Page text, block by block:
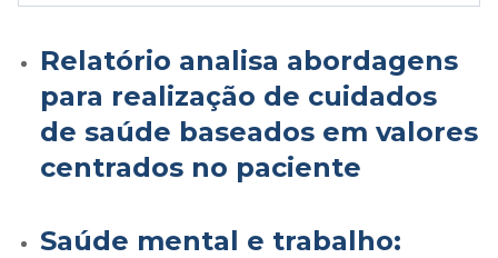
Relatório analisa abordagens
para realização de cuidados
de saúde baseados em valores
centrados no paciente
Saúde mental e trabalho: